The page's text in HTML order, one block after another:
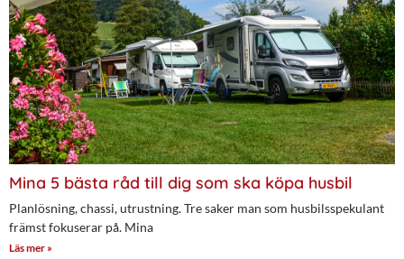
Mina 5 bästa råd till dig som ska köpa husbil
Planlösning, chassi, utrustning. Tre saker man som husbilsspekulant
främst fokuserar på. Mina
Läs mer »